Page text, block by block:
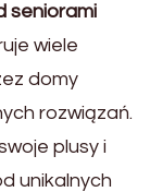
seniorami
wiele
domy
rozwiązań.
plusy i
unikalnych